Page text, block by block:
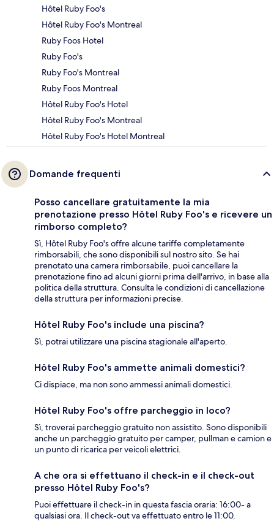
Hôtel Ruby Foo's
Hôtel Ruby Foo's Montreal
Ruby Foos Hotel
Ruby Foo's
Ruby Foo's Montreal
Ruby Foos Montreal
Hôtel Ruby Foo's Hotel
Hôtel Ruby Foo's Montreal
Hôtel Ruby Foo's Hotel Montreal
Domande frequenti
Posso cancellare gratuitamente la mia
prenotazione presso Hôtel Ruby Foo's e ricevere un
rimborso completo?
Sì, Hôtel Ruby Foo's offre alcune tariffe completamente
rimborsabili, che sono disponibili sul nostro sito. Se hai
prenotato una camera rimborsabile, puoi cancellare la
prenotazione fino ad alcuni giorni prima dell'arrivo, in base alla
politica della struttura. Consulta le condizioni di cancellazione
della struttura per informazioni precise.
Hôtel Ruby Foo's include una piscina?
Sì, potrai utilizzare una piscina stagionale all'aperto.
Hôtel Ruby Foo's ammette animali domestici?
Ci dispiace, ma non sono ammessi animali domestici.
Hôtel Ruby Foo's offre parcheggio in loco?
Sì, troverai parcheggio gratuito non assistito. Sono disponibili
anche un parcheggio gratuito per camper, pullman e camion e
un punto di ricarica per veicoli elettrici.
A che ora si effettuano il check-in e il check-out
presso Hôtel Ruby Foo's?
Puoi effettuare il check-in in questa fascia oraria: 16:00- a
qualsiasi ora. Il check-out va effettuato entro le 11:00.